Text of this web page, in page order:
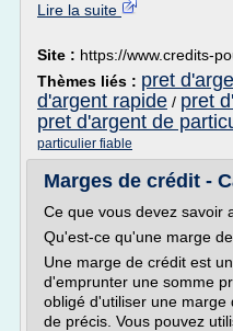
Lire la suite
Site : https://www.credits-
Thèmes liés : pret
d'argent rapide / pret
pret d'argent de
particulier fiable
Marges de crédit -
Ce que vous devez savoir
Qu'est-ce qu'une marge
Une marge de crédit est
d'emprunter une somme
obligé d'utiliser une
de précis. Vous pouvez